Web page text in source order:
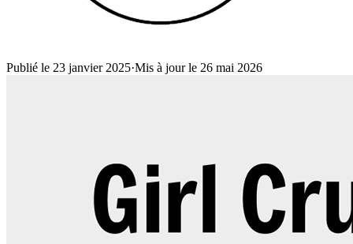
Publié le 23 janvier 2025·Mis à jour le 26 mai 2026